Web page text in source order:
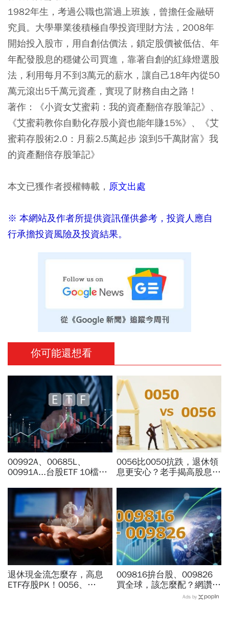
1982年生，考過公職也當過上班族，曾擔任金融研
究員。大學畢業後積極自學投資理財方法，2008年
開始投入股市，用自創估價法，鎖定股價被低估、年
年配發股息的穩健公司買進，靠著自創的紅綠燈選股
法，利用每月不到3萬元的薪水，讓自己18年內從50
萬元滾出5千萬元資產，實現了財務自由之路！
著作：《小資女艾蜜莉：我的資產翻倍存股筆記》、
《艾蜜莉教你自動化存股小資也能年賺15%》、《艾
蜜莉存股術2.0：月薪2.5萬起步 滾到5千萬財富》我
的資產翻倍存股筆記》
本文已獲作者授權轉載， 原文出處
※ 本網站及作者所提供資訊僅供參考，投資人應自
行承擔投資風險及投資結果。
你可能還想看
00992A、00685L、
00991A...台股ETF 10檔打
幅稱冠，達人認證選股實力
堅強
0056比0050抗跌，退休領
息更安心？老手揭高股息
入也追不上，13年總報酬
竟輸600％
退休現金流怎麼存，高息
ETF存股PK！0056、
009816拚台股、009826
買全球，該怎麼配？網讚
「最強懶人投資」...為何股
Ads by